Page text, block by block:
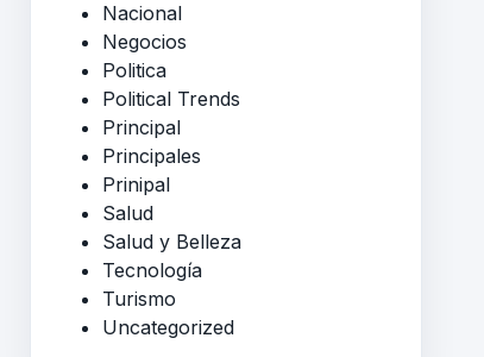
Nacional
Negocios
Politica
Political Trends
Principal
Principales
Prinipal
Salud
Salud y Belleza
Tecnología
Turismo
Uncategorized